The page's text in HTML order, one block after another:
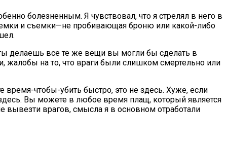
болезненным. Я чувствовал, что я стрелял в него в
и съемки—не пробивающая броню или какой-либо
делаешь все те же вещи вы могли бы сделать в
на то, что враги были слишком смертельно или
время-чтобы-убить быстро, это не здесь. Хуже, если
Вы можете в любое время плащ, который является
вывезти врагов, смысла я в основном отработали